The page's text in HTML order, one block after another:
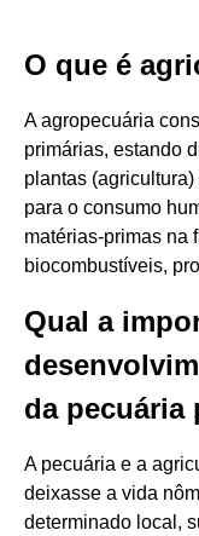
O que é
A agropecuária
primárias, estando
plantas
para o consumo
matérias-primas na
biocombustíveis,
Qual a
da pecuária
A pecuária e a
deixasse a vida
determinado local,